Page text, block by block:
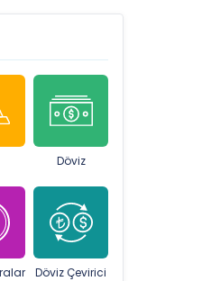
Döviz
Döviz Çevirici